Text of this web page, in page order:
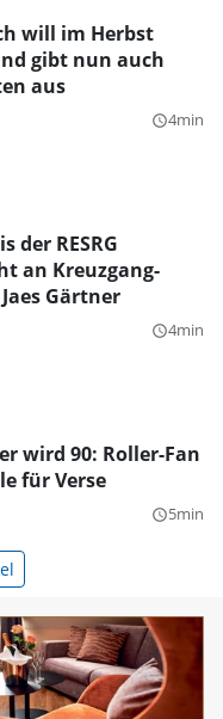
will im Herbst
gibt nun auch
aus
query_builder4min
der RESRG
an Kreuzgang-
Gärtner
query_builder4min
wird 90: Roller-Fan
für Verse
query_builder5min